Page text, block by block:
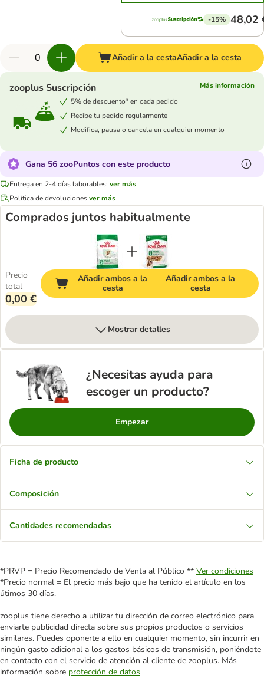
-15% 48,02
Añadir a la cestaAñadir a la cesta
zooplus Suscripción
Más información
5% de descuento* en cada pedido
Recibe tu pedido regularmente
Modifica, pausa o cancela en cualquier momento
Gana 56 zooPuntos con este producto
Entrega en 2-4 días laborables: ver más
Política de devolucionesver más
Comprados juntos habitualmente
Precio
total
0,00 €
Añadir ambos a la
cesta
Añadir ambos a la
cesta
Mostrar detalles
¿Necesitas ayuda para
escoger un producto?
Empezar
Ficha de producto
Composición
Cantidades recomendadas
*PRVP = Precio Recomendado de Venta al Público ** Ver condiciones
*Precio normal = El precio más bajo que ha tenido el artículo en los
útimos 30 días.
zooplus tiene derecho a utilizar tu dirección de correo electrónico para
enviarte publicidad directa sobre sus propios productos o servicios
similares. Puedes oponerte a ello en cualquier momento, sin incurrir en
ningún gasto adicional a los gastos básicos de transmisión, poniéndote
en contacto con el servicio de atención al cliente de zooplus. Más
información sobre protección de datos